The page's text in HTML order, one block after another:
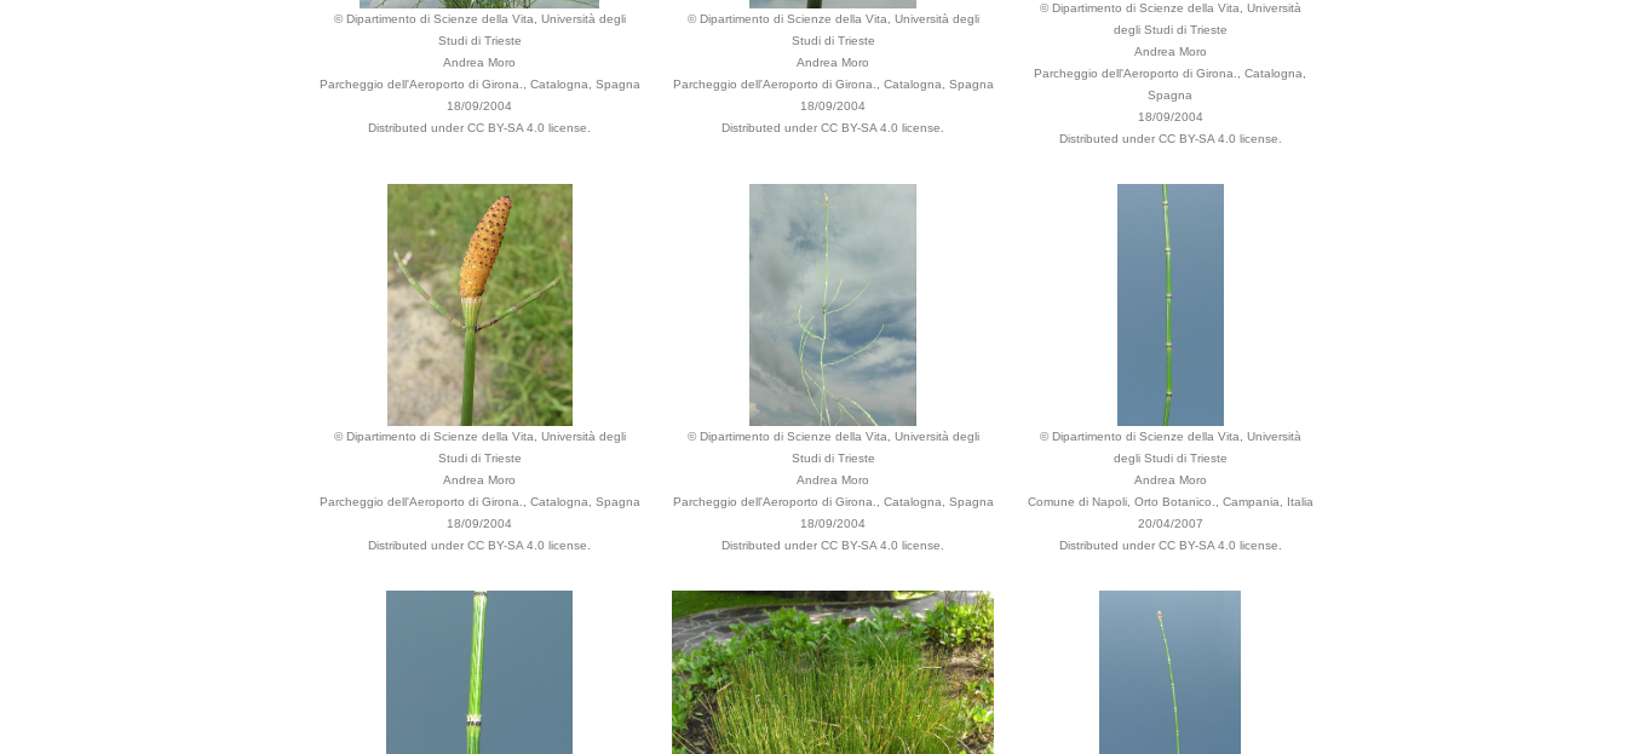
© Dipartimento di Scienze della Vita, Università degli
Studi di Trieste
Andrea Moro
Parcheggio dell'Aeroporto di Girona., Catalogna, Spagna
18/09/2004
Distributed under CC BY-SA 4.0 license.
© Dipartimento di Scienze della Vita, Università degli
Studi di Trieste
Andrea Moro
Parcheggio dell'Aeroporto di Girona., Catalogna, Spagna
18/09/2004
Distributed under CC BY-SA 4.0 license.
© Dipartimento di Scienze della Vita, Università
degli Studi di Trieste
Andrea Moro
Parcheggio dell'Aeroporto di Girona., Catalogna,
Spagna
18/09/2004
Distributed under CC BY-SA 4.0 license.
© Dipartimento di Scienze della Vita, Università degli
Studi di Trieste
Andrea Moro
Parcheggio dell'Aeroporto di Girona., Catalogna, Spagna
18/09/2004
Distributed under CC BY-SA 4.0 license.
© Dipartimento di Scienze della Vita, Università degli
Studi di Trieste
Andrea Moro
Parcheggio dell'Aeroporto di Girona., Catalogna, Spagna
18/09/2004
Distributed under CC BY-SA 4.0 license.
© Dipartimento di Scienze della Vita, Università
degli Studi di Trieste
Andrea Moro
Comune di Napoli, Orto Botanico., Campania, Italia
20/04/2007
Distributed under CC BY-SA 4.0 license.